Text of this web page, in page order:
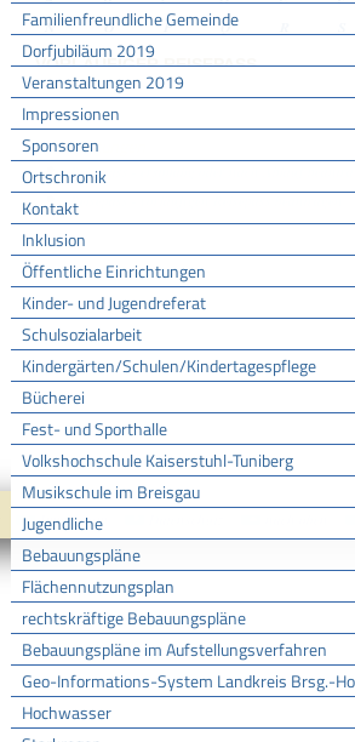
Familienfreundliche Gemeinde
Dorfjubiläum 2019
Veranstaltungen 2019
Impressionen
Sponsoren
Ortschronik
Kontakt
Inklusion
Öffentliche Einrichtungen
Kinder- und Jugendreferat
Schulsozialarbeit
Kindergärten/Schulen/Kindertagespflege
Bücherei
Fest- und Sporthalle
Volkshochschule Kaiserstuhl-Tuniberg
Musikschule im Breisgau
Jugendliche
Bebauungspläne
Flächennutzungsplan
rechtskräftige Bebauungspläne
Bebauungspläne im Aufstellungsverfahren
Geo-Informations-System Landkreis Brsg.-
Hochwasser
N
O P Q
VORLÄUFIGER REISEPASS
Leistungen
Reisepass - erstmalig oder nach Ablauf
Reisepass - vorläufigen Reisepass beantragen
Impressum